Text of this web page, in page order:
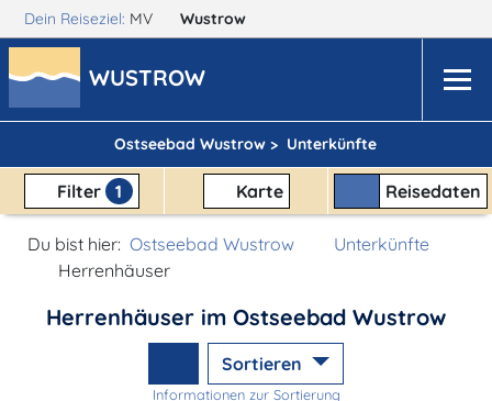
Dein Reiseziel: MV Wustrow
WUSTROW
Ostseebad Wustrow > Unterkünfte
Filter 1 Karte Reisedaten
Du bist hier: Ostseebad Wustrow
Unterkünfte
Herrenhäuser
Herrenhäuser im Ostseebad Wustrow
Sortieren
Informationen zur Sortierung